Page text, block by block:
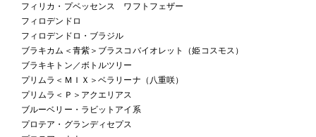
フィリカ・プベッセンス ワフトフェザー
フィロデンドロ
フィロデンドロ・ブラジル
ブラキカム＜青紫＞ブラスコバイオレット（姫コスモス）
ブラキキトン／ボトルツリー
プリムラ＜ＭＩＸ＞ベラリーナ（八重咲）
プリムラ＜Ｐ＞アクエリアス
ブルーベリー・ラビットアイ系
プロテア・グランディセプス